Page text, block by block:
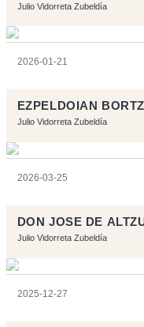
Julio Vidorreta Zubeldía
2026-01-21
EZPELDOIAN BORTZ
Julio Vidorreta Zubeldía
2026-03-25
DON JOSE DE
Julio Vidorreta Zubeldía
2025-12-27